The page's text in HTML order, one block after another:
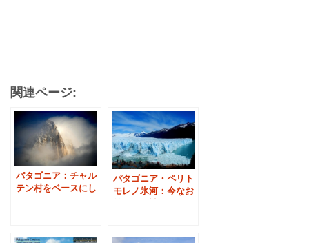
関連ページ:
パタゴニア：チャル
テン村をベースにし
パタゴニア・ペリト
モレノ氷河：今なお